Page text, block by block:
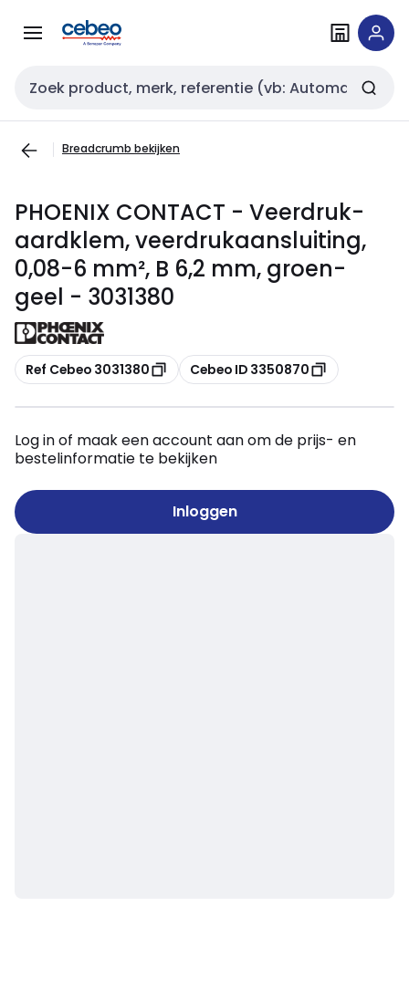
naar
naar
Zoekveld invoer
Breadcrumb bekijken
PHOENIX CONTACT - Veerdruk-
aardklem, veerdrukaansluiting,
0,08-6 mm², B 6,2 mm, groen-
geel - 3031380
Kopiëren
Ref Cebeo 3031380 Kopiëren
Cebeo ID 3350870
Log in of maak een account aan om de prijs- en
bestelinformatie te bekijken
Inloggen